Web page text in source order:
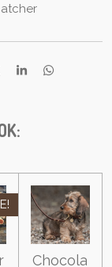
S
S
Chocola